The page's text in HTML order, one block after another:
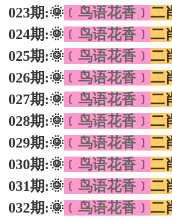
023期:🌞 ﹝鸟语花香﹞ 二
024期:🌞 ﹝鸟语花香﹞ 二
025期:🌞 ﹝鸟语花香﹞ 二
026期:🌞 ﹝鸟语花香﹞ 二
027期:🌞 ﹝鸟语花香﹞ 二
028期:🌞 ﹝鸟语花香﹞ 二
029期:🌞 ﹝鸟语花香﹞ 二
030期:🌞 ﹝鸟语花香﹞ 二
031期:🌞 ﹝鸟语花香﹞ 二
032期:🌞 ﹝鸟语花香﹞ 二